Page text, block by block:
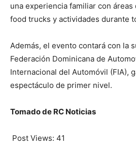
una experiencia familiar con
food trucks y actividades durante
Además, el evento contará con la
Federación Dominicana de
Internacional del Automóvil (FIA),
espectáculo de primer nivel.
Tomado de RC Noticias
Post Views: 41